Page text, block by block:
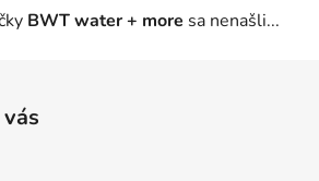
BWT water + more sa nenašli...